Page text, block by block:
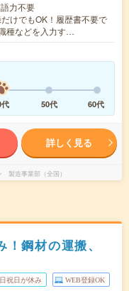
力不要
けでもOK！履歴書不要で
種などを入力す…
50代 60代
詳しく見る
製造事業部（全国）
鋼材の運搬、
祝日が休み WEB登録OK